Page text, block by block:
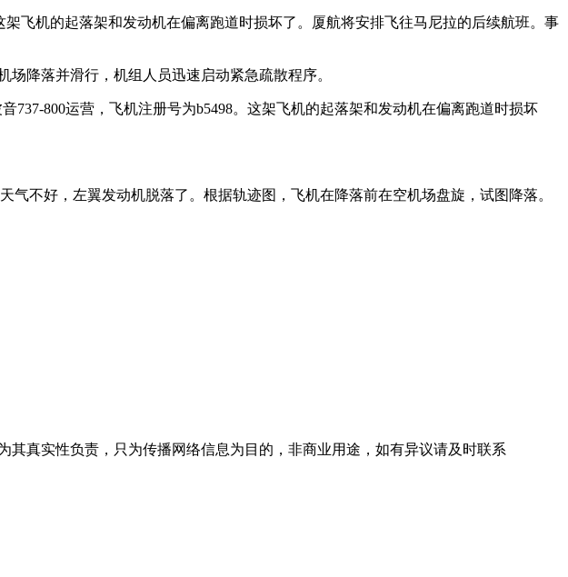
飞机的起落架和发动机在偏离跑道时损坏了。厦航将安排飞往马尼拉的后续航班。事
场降落并滑行，机组人员迅速启动紧急疏散程序。
737-800运营，飞机注册号为b5498。这架飞机的起落架和发动机在偏离跑道时损坏
不好，左翼发动机脱落了。根据轨迹图，飞机在降落前在空机场盘旋，试图降落。
真实性负责，只为传播网络信息为目的，非商业用途，如有异议请及时联系